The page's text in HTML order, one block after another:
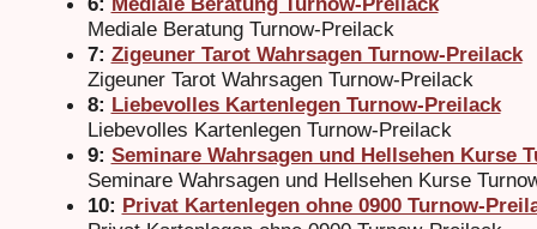
Mediale Beratung Turnow-Preilack
7: Zigeuner Tarot Wahrsagen Turnow-Preilack
Zigeuner Tarot Wahrsagen Turnow-Preilack
8: Liebevolles Kartenlegen Turnow-Preilack
Liebevolles Kartenlegen Turnow-Preilack
9: Seminare Wahrsagen und Hellsehen Kurse
Seminare Wahrsagen und Hellsehen Kurse
10: Privat Kartenlegen ohne 0900 Turnow-